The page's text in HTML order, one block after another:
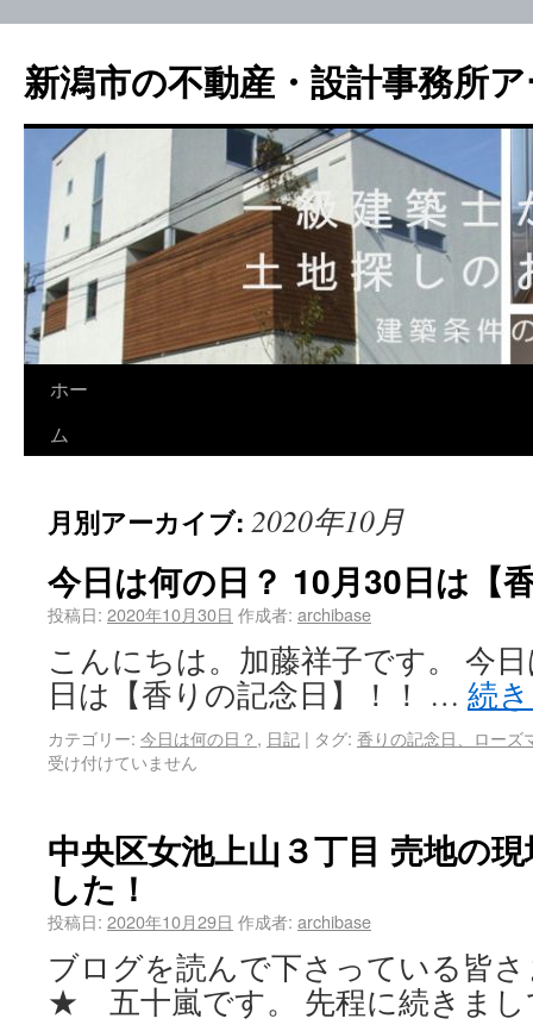
新潟市の不動産・設計事務所
ホー
ム
月別アーカイブ: 2020年10月
今日は何の日？ 10月30日は【
投稿日: 2020年10月30日 作成者: archibase
こんにちは。加藤祥子です。 今
日は【香りの記念日】！！ … 続
カテゴリー: 今日は何の日？ , 日記 | タグ: 香りの記念日、ローズ
受け付けていません
中央区女池上山３丁目 売地の
した！
投稿日: 2020年10月29日 作成者: archibase
ブログを読んで下さっている皆
★ 五十嵐です。 先程に続きま